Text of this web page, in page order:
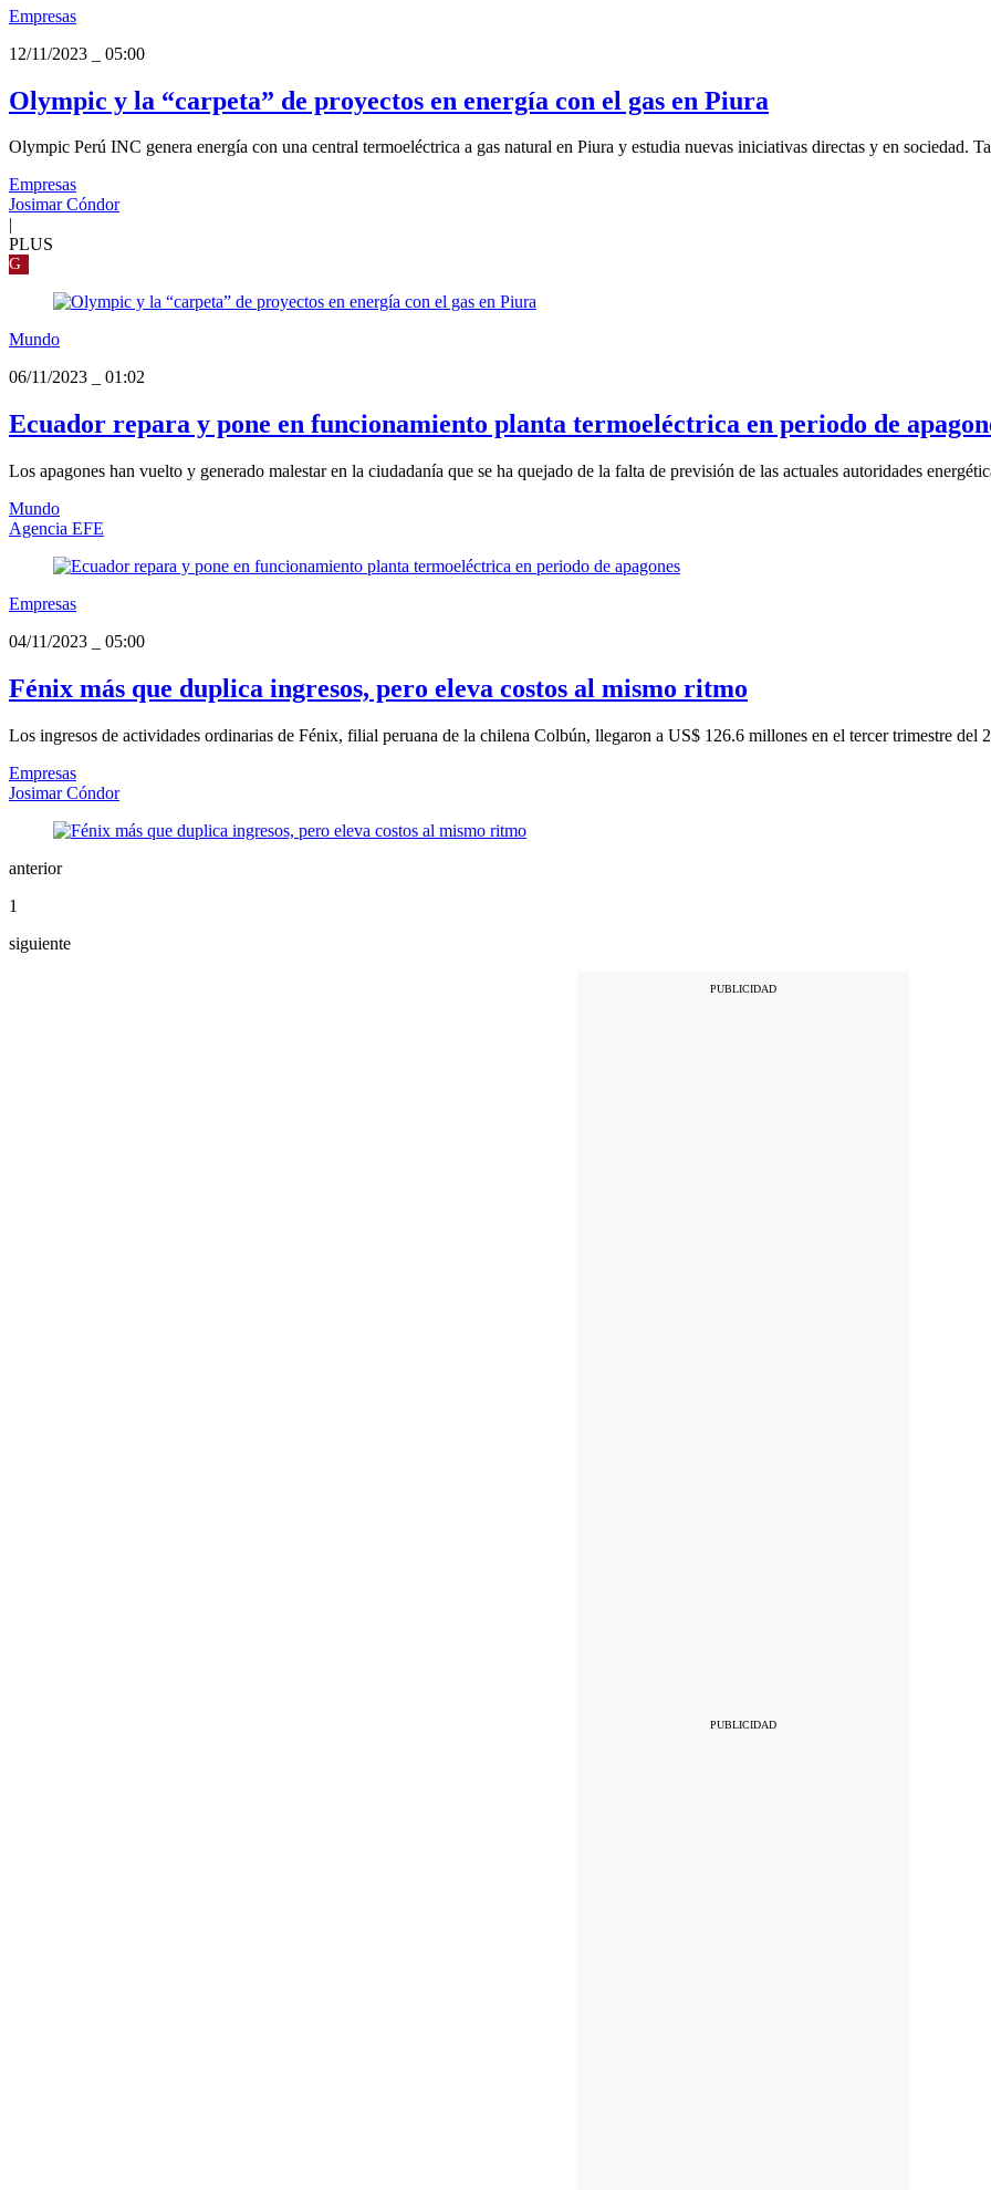
Empresas
12/11/2023
05:00
Olympic y la “carpeta” de proyectos en energía con el gas en Piura
Olympic Perú INC genera energía con una central termoeléctrica a gas natural en Piura y estudia nuevas iniciativas directas y en sociedad.
Empresas
Josimar Cóndor
PLUS
G
Mundo
06/11/2023
01:02
Ecuador repara y pone en funcionamiento planta termoeléctrica en periodo de
Los apagones han vuelto y generado malestar en la ciudadanía que se ha quejado de la falta de previsión de las actuales autoridades
Mundo
Agencia EFE
Empresas
04/11/2023
05:00
Fénix más que duplica ingresos, pero eleva costos al mismo ritmo
Los ingresos de actividades ordinarias de Fénix, filial peruana de la chilena Colbún, llegaron a US$ 126.6 millones en el tercer trimestre del
Empresas
Josimar Cóndor
anterior
1
siguiente